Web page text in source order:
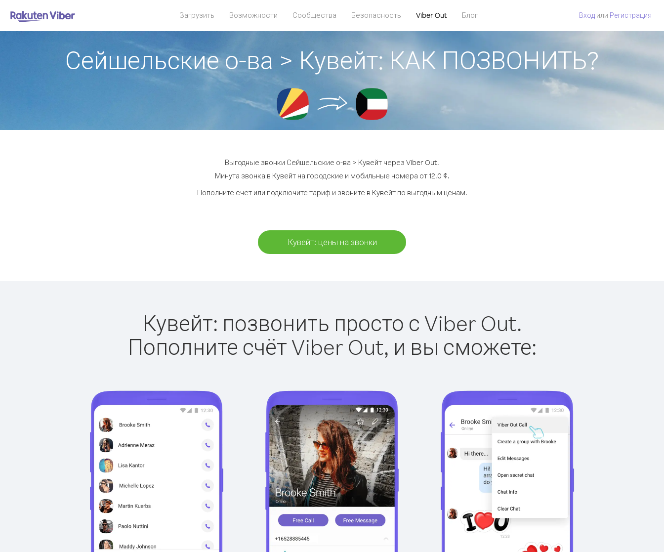
Загрузить Возможности Сообщества Безопасность Viber Out Блог Вход или Регистрация
Сейшельские о-ва > Кувейт: КАК ПОЗВОНИТЬ?
Выгодные звонки Сейшельские о-ва > Кувейт через Viber Out.
Минута звонка в Кувейт на городские и мобильные номера от 12.0 ¢.
Пополните счёт или подключите тариф и звоните в Кувейт по выгодным ценам.
Кувейт: цены на звонки
Кувейт: позвонить просто с Viber Out.
Пополните счёт Viber Out, и вы сможете: